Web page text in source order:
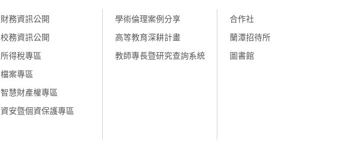
財務資訊公開
校務資訊公開
所得稅專區
檔案專區
智慧財產權專區
資安暨個資保護專區
學術倫理案例分享
高等教育深耕計畫
教師專長暨研究查詢系統
合作社
蘭潭招待所
圖書館